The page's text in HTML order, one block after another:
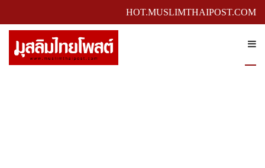
HOT.MUSLIMTHAIPOST.COM